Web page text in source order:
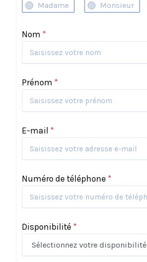
Madame Monsieur
Nom *
Prénom *
E-mail *
Numéro de téléphone *
Disponibilité *